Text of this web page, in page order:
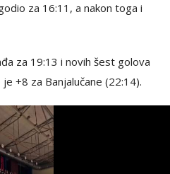
za 16:11, a nakon toga i
za 19:13 i novih šest golova
+8 za Banjalučane (22:14).